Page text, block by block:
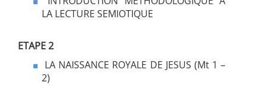
LA LECTURE SEMIOTIQUE
ETAPE 2
LA NAISSANCE ROYALE DE JESUS (Mt 1 –
2)